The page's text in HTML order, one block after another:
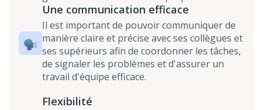
Une communication efficace
Il est important de pouvoir communiquer de
manière claire et précise avec ses collègues et
ses supérieurs afin de coordonner les tâches,
de signaler les problèmes et d'assurer un
travail d'équipe efficace.
Flexibilité